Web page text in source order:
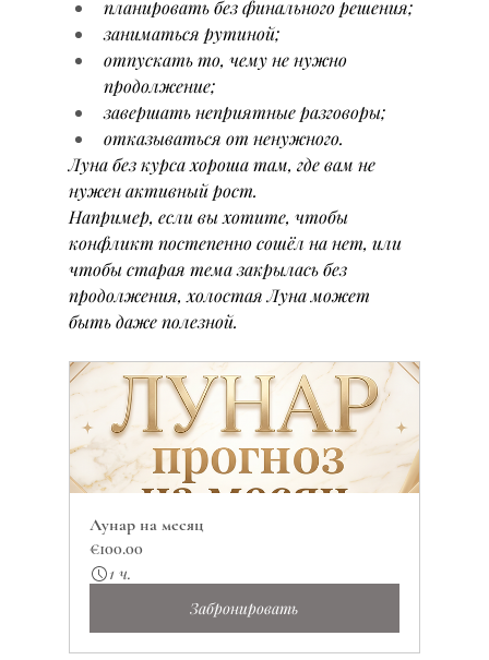
планировать без финального решения;
заниматься рутиной;
отпускать то, чему не нужно
продолжение;
завершать неприятные разговоры;
отказываться от ненужного.
Луна без курса хороша там, где вам не
нужен активный рост.
Например, если вы хотите, чтобы
конфликт постепенно сошёл на нет, или
чтобы старая тема закрылась без
продолжения, холостая Луна может
быть даже полезной.
Лунар на месяц
€100.00
1 ч.
Забронировать